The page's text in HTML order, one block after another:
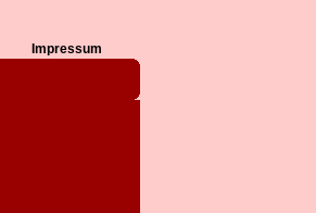
Impressum